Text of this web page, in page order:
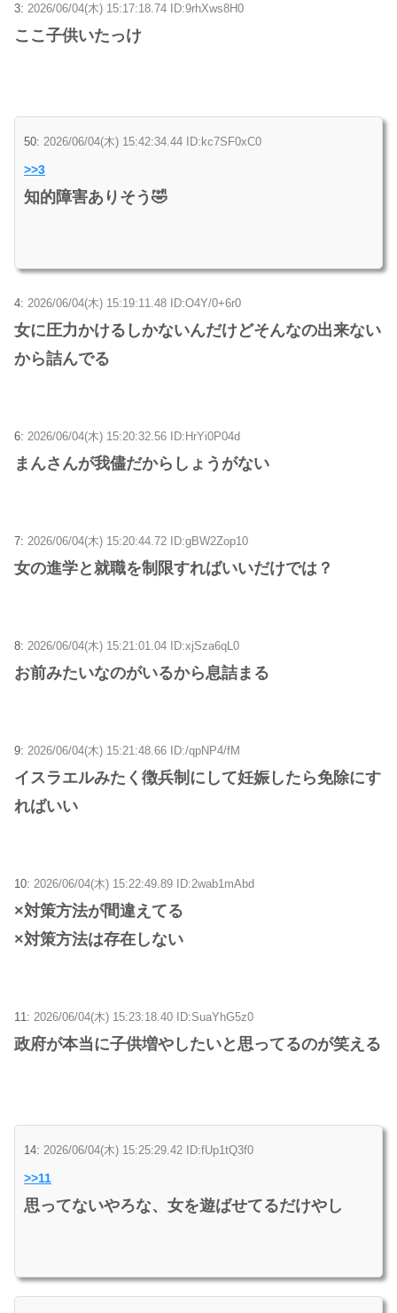
3: 2026/06/04(木) 15:17:18.74 ID:9rhXws8H0
ここ子供いたっけ
50: 2026/06/04(木) 15:42:34.44 ID:kc7SF0xC0
>>3
知的障害ありそう🤣
4: 2026/06/04(木) 15:19:11.48 ID:O4Y/0+6r0
女に圧力かけるしかないんだけどそんなの出来ない
から詰んでる
6: 2026/06/04(木) 15:20:32.56 ID:HrYi0P04d
まんさんが我儘だからしょうがない
7: 2026/06/04(木) 15:20:44.72 ID:gBW2Zop10
女の進学と就職を制限すればいいだけでは？
8: 2026/06/04(木) 15:21:01.04 ID:xjSza6qL0
お前みたいなのがいるから息詰まる
9: 2026/06/04(木) 15:21:48.66 ID:/qpNP4/fM
イスラエルみたく徴兵制にして妊娠したら免除にす
ればいい
10: 2026/06/04(木) 15:22:49.89 ID:2wab1mAbd
×対策方法が間違えてる
×対策方法は存在しない
11: 2026/06/04(木) 15:23:18.40 ID:SuaYhG5z0
政府が本当に子供増やしたいと思ってるのが笑える
14: 2026/06/04(木) 15:25:29.42 ID:fUp1tQ3f0
>>11
思ってないやろな、女を遊ばせてるだけやし